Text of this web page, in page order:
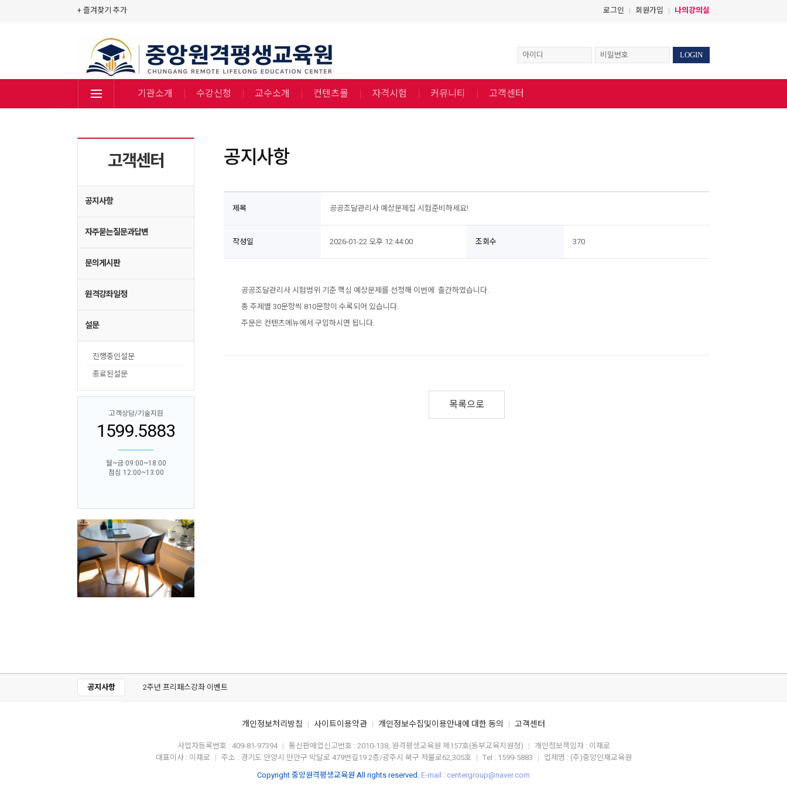
+ 즐겨찾기 추가 로그인 | 회원가입 | 나의강의실
LOGIN
기관소개 수강신청 교수소개 컨텐츠몰 자격시험 커뮤니티 고객센터
고객센터
공지사항
자주묻는질문과답변
문의게시판
원격강좌일정
설문
진행중인설문
종료된설문
고객상담/기술지원
1599.5883
월~금 09:00~18:00
점심 12:00~13:00
공지사항
제목 공공조달관리사 예상문제집 시험준비하세요!
작성일 2026-01-22 오후 12:44:00 조회수 370
공공조달관리사 시험범위 기준 핵심 예상문제를 선정해 이번에 출간하였습니다.
총 주제별 30문항씩 810문항이 수록되어 있습니다.
주문은 컨텐츠메뉴에서 구입하시면 됩니다.
목록으로
공지사항 2주년 프리패스강좌 이벤트
개인정보처리방침 | 사이트이용약관 | 개인정보수집및이용안내에 대한 동의 | 고객센터
사업자등록번호 : 409-81-97394 | 통신판매업신고번호 : 2010-138, 원격평생교육원 제157호(동부교육지원청) | 개인정보책임자 : 이재로
대표이사 : 이재로 | 주소 : 경기도 안양시 만안구 박달로 479번길19 2층/광주시 북구 저불로62,305호 | Tel : 1599-5883 | 업체명 : (주)중앙인재교육원
Copyright 중앙원격평생교육원 All rights reserved. E-mail : centergroup@naver.com